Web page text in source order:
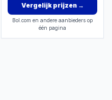
Vergelijk prijzen→
Bol.com en andere aanbieders op
één pagina